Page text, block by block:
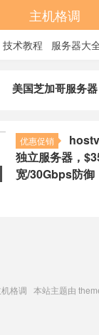
主机格调
技术教程 服务器大
美国芝加哥服务器
优惠促销
独立服务器，
宽/30Gbps防御
格调 本站主题由